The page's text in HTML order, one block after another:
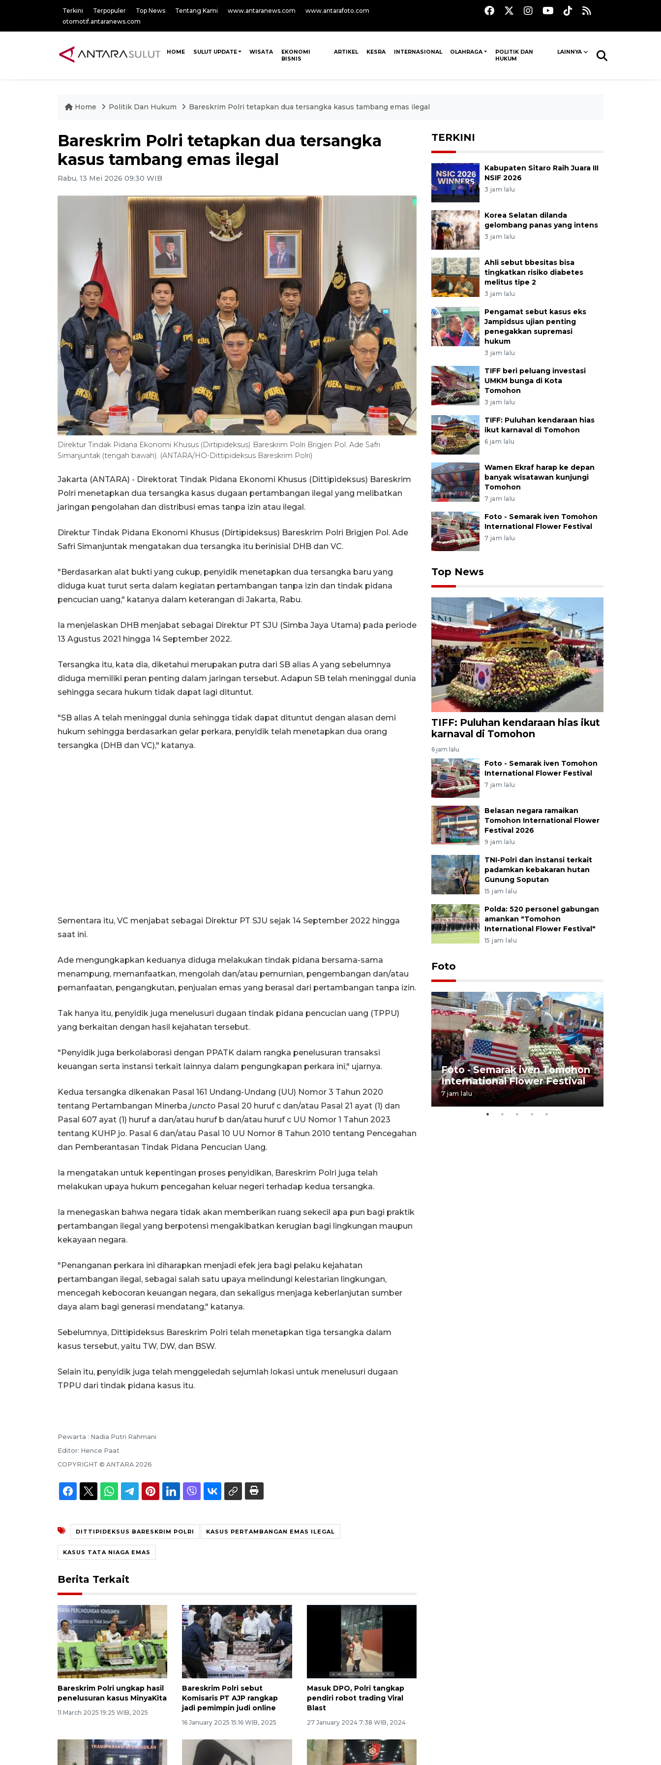
Terkini Terpopuler Top News Tentang Kami www.antaranews.com
www.antarafoto.com
otomotif.antaranews.com
HOME SULUT UPDATE WISATA
EKONOMI
BISNIS
ARTIKEL KESRA INTERNASIONAL OLAHRAGA
POLITIK DAN
HUKUM
LAINNYA
Home Politik Dan Hukum Bareskrim Polri tetapkan dua tersangka kasus tambang emas ilegal
Bareskrim Polri tetapkan dua tersangka
kasus tambang emas ilegal
Rabu, 13 Mei 2026 09:30 WIB
Direktur Tindak Pidana Ekonomi Khusus (Dirtipideksus) Bareskrim Polri Brigjen Pol. Ade Safri
Simanjuntak (tengah bawah). (ANTARA/HO-Dittipideksus Bareskrim Polri)
Jakarta (ANTARA) - Direktorat Tindak Pidana Ekonomi Khusus (Dittipideksus) Bareskrim
Polri menetapkan dua tersangka kasus dugaan pertambangan ilegal yang melibatkan
jaringan pengolahan dan distribusi emas tanpa izin atau ilegal.
Direktur Tindak Pidana Ekonomi Khusus (Dirtipideksus) Bareskrim Polri Brigjen Pol. Ade
Safri Simanjuntak mengatakan dua tersangka itu berinisial DHB dan VC.
"Berdasarkan alat bukti yang cukup, penyidik menetapkan dua tersangka baru yang
diduga kuat turut serta dalam kegiatan pertambangan tanpa izin dan tindak pidana
pencucian uang," katanya dalam keterangan di Jakarta, Rabu.
Ia menjelaskan DHB menjabat sebagai Direktur PT SJU (Simba Jaya Utama) pada periode
13 Agustus 2021 hingga 14 September 2022.
Tersangka itu, kata dia, diketahui merupakan putra dari SB alias A yang sebelumnya
diduga memiliki peran penting dalam jaringan tersebut. Adapun SB telah meninggal dunia
sehingga secara hukum tidak dapat lagi dituntut.
"SB alias A telah meninggal dunia sehingga tidak dapat dituntut dengan alasan demi
hukum sehingga berdasarkan gelar perkara, penyidik telah menetapkan dua orang
tersangka (DHB dan VC)," katanya.
Sementara itu, VC menjabat sebagai Direktur PT SJU sejak 14 September 2022 hingga
saat ini.
Ade mengungkapkan keduanya diduga melakukan tindak pidana bersama-sama
menampung, memanfaatkan, mengolah dan/atau pemurnian, pengembangan dan/atau
pemanfaatan, pengangkutan, penjualan emas yang berasal dari pertambangan tanpa izin.
Tak hanya itu, penyidik juga menelusuri dugaan tindak pidana pencucian uang (TPPU)
yang berkaitan dengan hasil kejahatan tersebut.
"Penyidik juga berkolaborasi dengan PPATK dalam rangka penelusuran transaksi
keuangan serta instansi terkait lainnya dalam pengungkapan perkara ini," ujarnya.
Kedua tersangka dikenakan Pasal 161 Undang-Undang (UU) Nomor 3 Tahun 2020
tentang Pertambangan Minerba juncto Pasal 20 huruf c dan/atau Pasal 21 ayat (1) dan
Pasal 607 ayat (1) huruf a dan/atau huruf b dan/atau huruf c UU Nomor 1 Tahun 2023
tentang KUHP jo. Pasal 6 dan/atau Pasal 10 UU Nomor 8 Tahun 2010 tentang Pencegahan
dan Pemberantasan Tindak Pidana Pencucian Uang.
Ia mengatakan untuk kepentingan proses penyidikan, Bareskrim Polri juga telah
melakukan upaya hukum pencegahan keluar negeri terhadap kedua tersangka.
Ia menegaskan bahwa negara tidak akan memberikan ruang sekecil apa pun bagi praktik
pertambangan ilegal yang berpotensi mengakibatkan kerugian bagi lingkungan maupun
kekayaan negara.
"Penanganan perkara ini diharapkan menjadi efek jera bagi pelaku kejahatan
pertambangan ilegal, sebagai salah satu upaya melindungi kelestarian lingkungan,
mencegah kebocoran keuangan negara, dan sekaligus menjaga keberlanjutan sumber
daya alam bagi generasi mendatang," katanya.
Sebelumnya, Dittipideksus Bareskrim Polri telah menetapkan tiga tersangka dalam
kasus tersebut, yaitu TW, DW, dan BSW.
Selain itu, penyidik juga telah menggeledah sejumlah lokasi untuk menelusuri dugaan
TPPU dari tindak pidana kasus itu.
Pewarta : Nadia Putri Rahmani
Editor: Hence Paat
COPYRIGHT © ANTARA 2026
DITTIPIDEKSUS BARESKRIM POLRI KASUS PERTAMBANGAN EMAS ILEGAL
KASUS TATA NIAGA EMAS
Berita Terkait
Bareskrim Polri ungkap hasil
penelusuran kasus MinyaKita
11 March 2025 19:25 WIB, 2025
Bareskrim Polri sebut
Komisaris PT AJP rangkap
jadi pemimpin judi online
16 January 2025 15:16 WIB, 2025
Masuk DPO, Polri tangkap
pendiri robot trading Viral
Blast
27 January 2024 7:38 WIB, 2024
TERKINI
Kabupaten Sitaro Raih Juara III
NSIF 2026
3 jam lalu
Korea Selatan dilanda
gelombang panas yang intens
3 jam lalu
Ahli sebut bbesitas bisa
tingkatkan risiko diabetes
melitus tipe 2
3 jam lalu
Pengamat sebut kasus eks
Jampidsus ujian penting
penegakkan supremasi
hukum
3 jam lalu
TIFF beri peluang investasi
UMKM bunga di Kota
Tomohon
3 jam lalu
TIFF: Puluhan kendaraan hias
ikut karnaval di Tomohon
6 jam lalu
Wamen Ekraf harap ke depan
banyak wisatawan kunjungi
Tomohon
7 jam lalu
Foto - Semarak iven Tomohon
International Flower Festival
7 jam lalu
Top News
TIFF: Puluhan kendaraan hias ikut
karnaval di Tomohon
6 jam lalu
Foto - Semarak iven Tomohon
International Flower Festival
7 jam lalu
Belasan negara ramaikan
Tomohon International Flower
Festival 2026
9 jam lalu
TNI-Polri dan instansi terkait
padamkan kebakaran hutan
Gunung Soputan
15 jam lalu
Polda: 520 personel gabungan
amankan "Tomohon
International Flower Festival"
15 jam lalu
Foto
Banjir bandang terjadi di
Kepulauan Sitaro, warga cari
05 January 2026 12:26 WIB
Foto - Semarak iven Tomohon
International Flower Festival
7 jam lalu